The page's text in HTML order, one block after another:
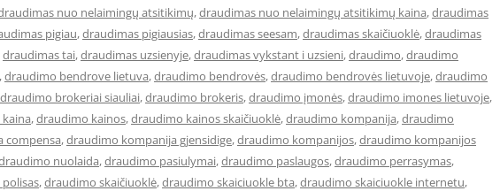
nuo nelaimingų atsitikimų,draudimas nuo nelaimingų atsitikimų kaina,draudimas
pigiau,draudimas pigiausias,draudimas seesam,draudimas skaičiuoklė,draudimas
draudimas tai,draudimas uzsienyje,draudimas vykstant i uzsieni,draudimo,draudimo
,draudimo bendrove lietuva,draudimo bendrovės,draudimo bendrovės lietuvoje,draudimo
draudimo brokeriai siauliai,draudimo brokeris,draudimo įmonės,draudimo imones lietuvoje,
,draudimo kainos,draudimo kainos skaičiuoklė,draudimo kompanija,draudimo
compensa,draudimo kompanija gjensidige,draudimo kompanijos,draudimo kompanijos
nuolaida,draudimo pasiulymai,draudimo paslaugos,draudimo perrasymas,
,draudimo skaičiuoklė,draudimo skaiciuokle bta,draudimo skaiciuokle internetu,